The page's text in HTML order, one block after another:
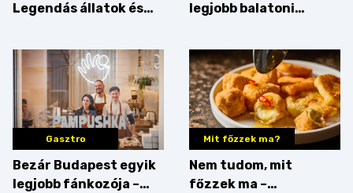
Legendás állatok és
legjobb balatoni
végigkóstoltuk a
győzteseket
Gasztro
Bezár Budapest egyik
legjobb fánkozója –
Mit főzzek ma?
Nem tudom, mit
főzzek ma –